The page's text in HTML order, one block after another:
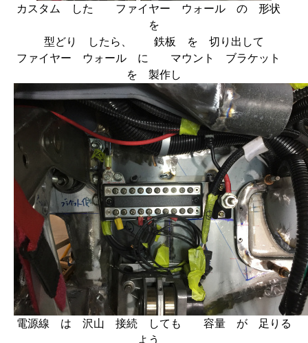
カスタム した ファイヤー ウォール の 形状
を
型どり したら、 鉄板 を 切り出して
ファイヤー ウォール に マウント ブラケット
を 製作し
電源線 は 沢山 接続 しても 容量 が 足りる
よう